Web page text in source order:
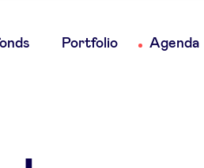
Portfolio Agenda